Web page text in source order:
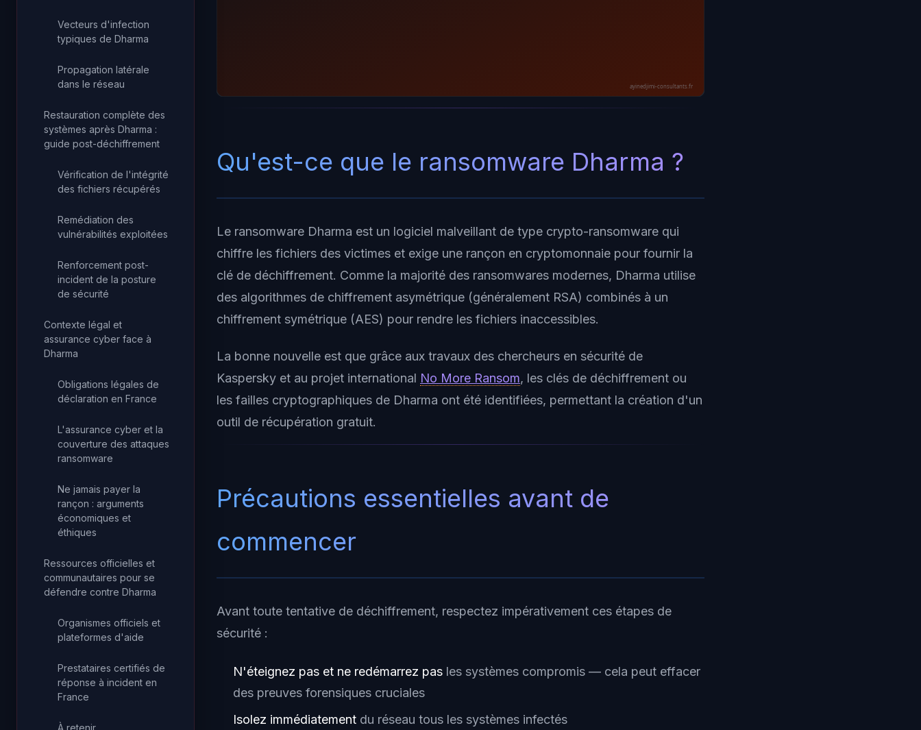
Vecteurs d'infection
typiques de Dharma
Propagation latérale
dans le réseau
Restauration complète des
systèmes après Dharma :
guide post-déchiffrement
Vérification de l'intégrité
des fichiers récupérés
Remédiation des
vulnérabilités exploitées
Renforcement post-
incident de la posture
de sécurité
Contexte légal et
assurance cyber face à
Dharma
Obligations légales de
déclaration en France
L'assurance cyber et la
couverture des attaques
ransomware
Ne jamais payer la
rançon : arguments
économiques et
éthiques
Ressources officielles et
communautaires pour se
défendre contre Dharma
Organismes officiels et
plateformes d'aide
Prestataires certifiés de
réponse à incident en
France
À retenir
ayinedjimi-consultants.fr
Qu'est-ce que le ransomware Dharma ?
Le ransomware Dharma est un logiciel malveillant de type crypto-ransomware qui
chiffre les fichiers des victimes et exige une rançon en cryptomonnaie pour fournir la
clé de déchiffrement. Comme la majorité des ransomwares modernes, Dharma utilise
des algorithmes de chiffrement asymétrique (généralement RSA) combinés à un
chiffrement symétrique (AES) pour rendre les fichiers inaccessibles.
La bonne nouvelle est que grâce aux travaux des chercheurs en sécurité de
Kaspersky et au projet international No More Ransom, les clés de déchiffrement ou
les failles cryptographiques de Dharma ont été identifiées, permettant la création d'un
outil de récupération gratuit.
Précautions essentielles avant de
commencer
Avant toute tentative de déchiffrement, respectez impérativement ces étapes de
sécurité :
N'éteignez pas et ne redémarrez pas les systèmes compromis — cela peut effacer
des preuves forensiques cruciales
Isolez immédiatement du réseau tous les systèmes infectés